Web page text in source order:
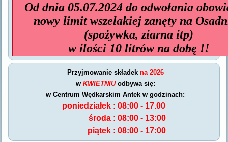
Od dnia 05.07.2024 do odwołania
nowy limit wszelakiej zanęty na
(spożywka, ziarna itp)
w ilości 10 litrów na dobę !!
Przyjmowanie składek na 2026
w KWIETNIUodbywa się:
w Centrum Wędkarskim Antek w godzinach:
poniedziałek : 08:00 - 17.00
środa : 08:00 - 13:00
piątek : 08:00 - 17:00